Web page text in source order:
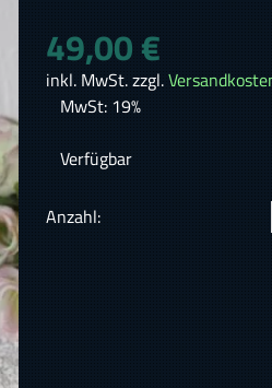
49,00 €
inkl. MwSt. zzgl.
MwSt: 19%
Verfügbar
Anzahl: